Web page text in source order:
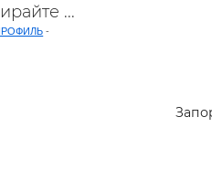
...
-